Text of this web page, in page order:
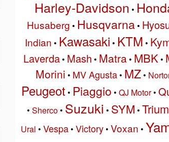
Harley-Davidson •
Husaberg • Husqvarna•
Indian • Kawasaki • KTM •
Laverda• Mash • Matra• MBK •
Morini • MV Agusta• MZ•
Peugeot • Piaggio • QJ Motor•
• Sherco• Suzuki • SYM •
Ural • Vespa• Victory• Voxan •